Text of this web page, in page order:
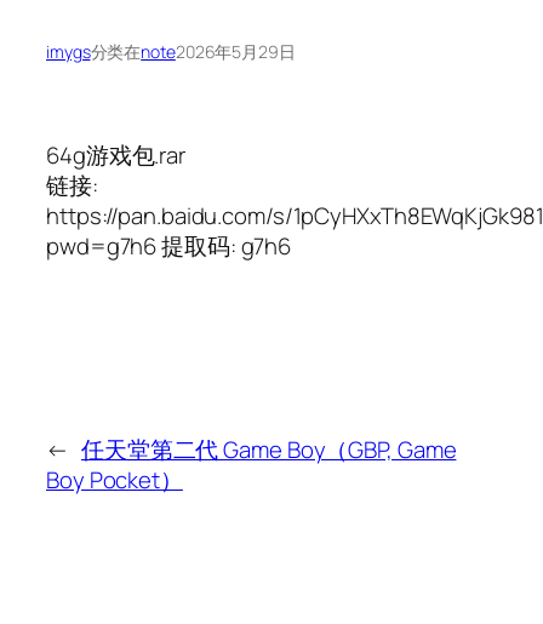
imygs分类在note2026年5月29日
64g游戏包.rar
链接:
https://pan.baidu.com/s/
pwd=g7h6 提取码: g7h6
← 任天堂第二代 Game Boy（GBP, Game
Boy Pocket）